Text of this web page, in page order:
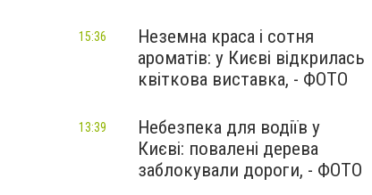
Неземна краса і сотня
ароматів: у Києві відкрилась
квіткова виставка, - ФОТО
15:36
Небезпека для водіїв у
Києві: повалені дерева
заблокували дороги, - ФОТО
13:39